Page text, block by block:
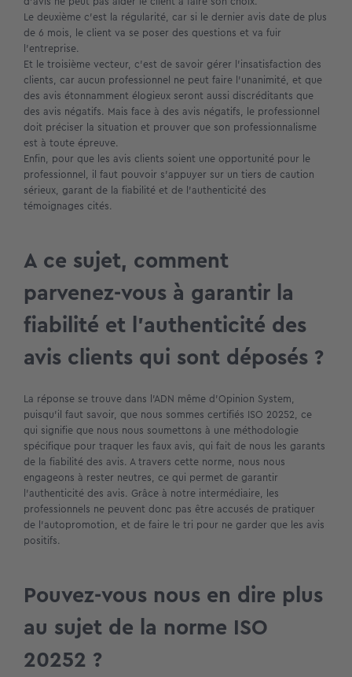
Le deuxième c’est la régularité, car si le dernier avis date de plus
de 6 mois, le client va se poser des questions et va fuir
l’entreprise.
Et le troisième vecteur, c’est de savoir gérer l’insatisfaction des
clients, car aucun professionnel ne peut faire l’unanimité, et que
des avis étonnamment élogieux seront aussi discréditants que
des avis négatifs. Mais face à des avis négatifs, le professionnel
doit préciser la situation et prouver que son professionnalisme
est à toute épreuve.
Enfin, pour que les avis clients soient une opportunité pour le
professionnel, il faut pouvoir s’appuyer sur un tiers de caution
sérieux, garant de la fiabilité et de l’authenticité des
témoignages cités.
A ce sujet, comment
parvenez-vous à garantir la
fiabilité et l’authenticité des
avis clients qui sont déposés ?
La réponse se trouve dans l’ADN même d’Opinion System,
puisqu’il faut savoir, que nous sommes certifiés ISO 20252, ce
qui signifie que nous nous soumettons à une méthodologie
spécifique pour traquer les faux avis, qui fait de nous les garants
de la fiabilité des avis. A travers cette norme, nous nous
engageons à rester neutres, ce qui permet de garantir
l’authenticité des avis. Grâce à notre intermédiaire, les
professionnels ne peuvent donc pas être accusés de pratiquer
de l’autopromotion, et de faire le tri pour ne garder que les avis
positifs.
Pouvez-vous nous en dire plus
au sujet de la norme ISO
20252 ?